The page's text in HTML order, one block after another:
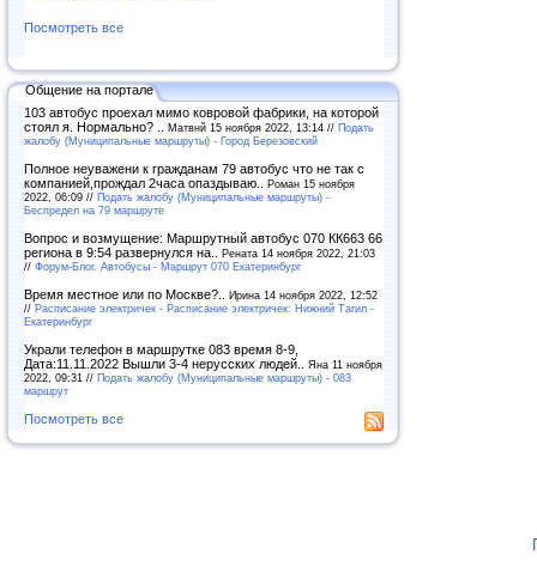
Посмотреть все
Общение на портале
103 автобус проехал мимо ковровой фабрики, на которой
стоял я. Нормально? .. Матвнй 15 ноября 2022, 13:14 // Подать
жалобу (Муниципальные маршруты) - Город Березовский
Полное неуважени к гражданам 79 автобус что не так с
компанией,прождал 2часа опаздываю.. Роман 15 ноября
2022, 06:09 // Подать жалобу (Муниципальные маршруты) -
Беспредел на 79 маршруте
Вопрос и возмущение: Маршрутный автобус 070 КК663 66
региона в 9:54 развернулся на.. Рената 14 ноября 2022, 21:03
// Форум-Блог. Автобусы - Маршрут 070 Екатеринбург
Время местное или по Москве?.. Ирина 14 ноября 2022, 12:52
// Расписание электричек - Расписание электричек: Нижний Тагил -
Екатеринбург
Украли телефон в маршрутке 083 время 8-9,
Дата:11.11.2022 Вышли 3-4 нерусских людей.. Яна 11 ноября
2022, 09:31 // Подать жалобу (Муниципальные маршруты) - 083
маршрут
Посмотреть все